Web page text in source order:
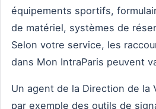
équipements sportifs,
de matériel, systèmes de
Selon votre service, les
dans Mon IntraParis peuvent
Un agent de la Direction de la
par exemple des outils de